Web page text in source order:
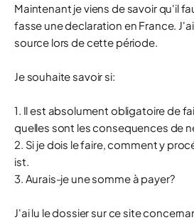
Maintenant je viens de savoir qu'il
fasse une declaration en France.
source lors de cette période.
Je souhaite savoir si:
1. Il est absolument obligatoire de
quelles sont les consequences de
2. Si je dois le faire, comment y
ist.
3. Aurais-je une somme à payer?
J'ai lu le dossier sur ce site